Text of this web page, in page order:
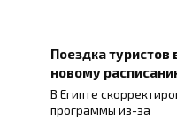
Поездка туристов
новому
В Египте
программы из-за